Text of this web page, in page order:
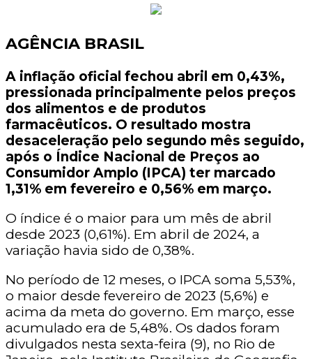
AGÊNCIA BRASIL
A inflação oficial fechou abril em 0,43%,
pressionada principalmente pelos preços
dos alimentos e de produtos
farmacêuticos. O resultado mostra
desaceleração pelo segundo mês seguido,
após o Índice Nacional de Preços ao
Consumidor Amplo (IPCA) ter marcado
1,31% em fevereiro e 0,56% em março.
O índice é o maior para um mês de abril
desde 2023 (0,61%). Em abril de 2024, a
variação havia sido de 0,38%.
No período de 12 meses, o IPCA soma 5,53%,
o maior desde fevereiro de 2023 (5,6%) e
acima da meta do governo. Em março, esse
acumulado era de 5,48%. Os dados foram
divulgados nesta sexta-feira (9), no Rio de